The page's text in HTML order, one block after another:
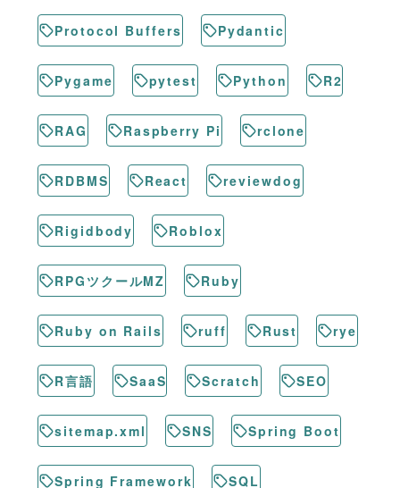
Protocol Buffers Pydantic
Pygame pytest Python R2
RAG Raspberry Pi rclone
RDBMS React reviewdog
Rigidbody Roblox
RPGツクールMZ Ruby
Ruby on Rails ruff Rust rye
R言語 SaaS Scratch SEO
sitemap.xml SNS Spring Boot
Spring Framework SQL